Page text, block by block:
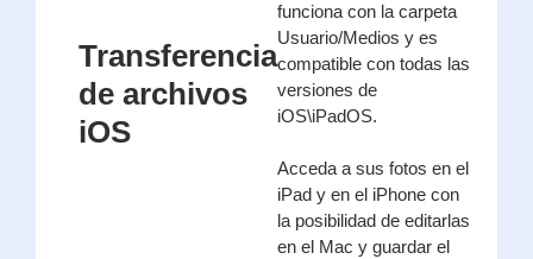
Transferencia
de archivos
iOS
funciona con la carpeta
Usuario/Medios y es
compatible con todas las
versiones de
iOS\iPadOS.
Acceda a sus fotos en el
iPad y en el iPhone con
la posibilidad de editarlas
en el Mac y guardar el